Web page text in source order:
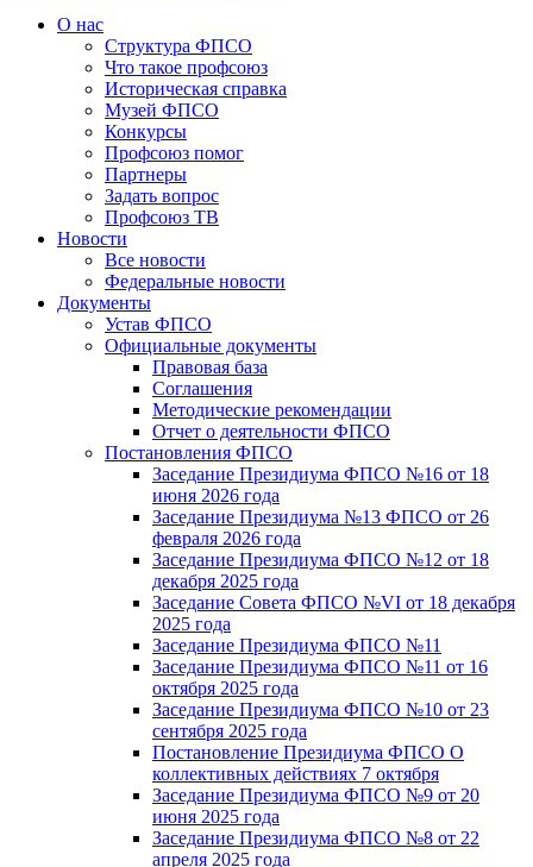
О нас
Структура ФПСО
Что такое профсоюз
Историческая справка
Музей ФПСО
Конкурсы
Профсоюз помог
Партнеры
Задать вопрос
Профсоюз ТВ
Новости
Все новости
Федеральные новости
Документы
Устав ФПСО
Официальные документы
Правовая база
Соглашения
Методические рекомендации
Отчет о деятельности ФПСО
Постановления ФПСО
Заседание Президиума ФПСО №16 от 18
июня 2026 года
Заседание Президиума №13 ФПСО от 26
февраля 2026 года
Заседание Президиума ФПСО №12 от 18
декабря 2025 года
Заседание Совета ФПСО №VI от 18 декабря
2025 года
Заседание Президиума ФПСО №11
Заседание Президиума ФПСО №11 от 16
октября 2025 года
Заседание Президиума ФПСО №10 от 23
сентября 2025 года
Постановление Президиума ФПСО О
коллективных действиях 7 октября
Заседание Президиума ФПСО №9 от 20
июня 2025 года
Заседание Президиума ФПСО №8 от 22
апреля 2025 года